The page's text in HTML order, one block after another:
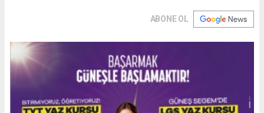
ABONE OL